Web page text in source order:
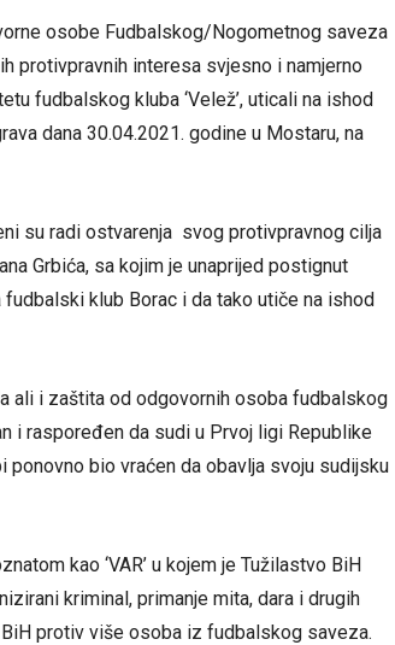
osobe Fudbalskog/Nogometnog saveza
protivpravnih interesa svjesno i namjerno
fudbalskog kluba ‘Velež’, uticali na ishod
dana 30.04.2021. godine u Mostaru, na
su radi ostvarenja svog protivpravnog cilja
Grbića, sa kojim je unaprijed postignut
klub Borac i da tako utiče na ishod
ali i zaštita od odgovornih osoba fudbalskog
i raspoređen da sudi u Prvoj ligi Republike
ponovno bio vraćen da obavlja svoju sudijsku
kao ‘VAR’ u kojem je Tužilastvo BiH
kriminal, primanje mita, dara i drugih
protiv više osoba iz fudbalskog saveza.